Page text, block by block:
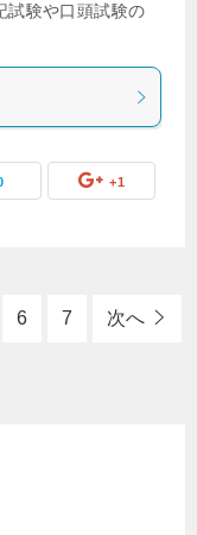
試験や口頭試験の
+1
6 7 次へ